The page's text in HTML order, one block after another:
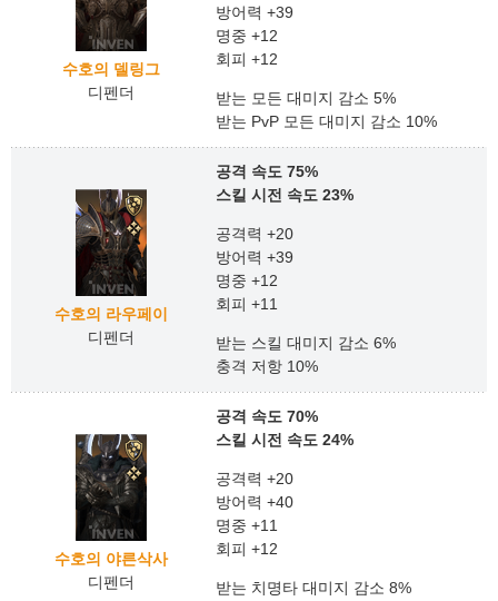
수호의 델링그
디펜더
방어력 +39
명중 +12
회피 +12
받는 모든 대미지 감소 5%
받는 PvP 모든 대미지 감소 10%
수호의 라우페이
디펜더
공격 속도 75%
스킬 시전 속도 23%
공격력 +20
방어력 +39
명중 +12
회피 +11
받는 스킬 대미지 감소 6%
충격 저항 10%
수호의 야른삭사
디펜더
공격 속도 70%
스킬 시전 속도 24%
공격력 +20
방어력 +40
명중 +11
회피 +12
받는 치명타 대미지 감소 8%